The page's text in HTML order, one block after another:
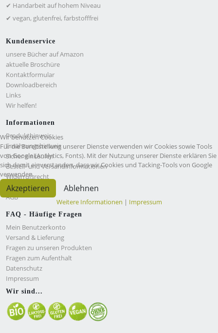
✔ Handarbeit auf hohem Niveau
✔ vegan, glutenfrei, farbstofffrei
Kundenservice
unsere Bücher auf Amazon
aktuelle Broschüre
Kontaktformular
Downloadbereich
Links
Wir helfen!
Informationen
Produkthinweis
Ernährungshinweis
Sicher einkaufen
Bestell- und Versandinformationen
Widerrufsrecht
Pressemitteilung
AGB
FAQ - Häufige Fragen
Mein Benutzerkonto
Versand & Lieferung
Fragen zu unseren Produkten
Fragen zum Aufenthalt
Datenschutz
Impressum
Wir sind...
Wir benutzen Cookies
Für die Bereitstellung unserer Dienste verwenden wir Cookies sowie Tools
von Google (Analytics, Fonts). Mit der Nutzung unserer Dienste erklären Sie
sich damit einverstanden, dass wir Cookies und Tacking-Tools von Google
verwenden.
Akzeptieren Ablehnen
Weitere Informationen | Impressum